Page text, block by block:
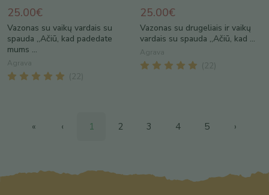
25.00€
Vazonas su vaikų vardais su
spauda „Ačiū, kad padedate
mums ...
Agrava
( 22
25.00€
Vazonas su drugeliais ir vaikų
vardais su spauda „Ačiū, kad ...
Agrava
( 22
« ‹ 1 2 3 4 5 ›